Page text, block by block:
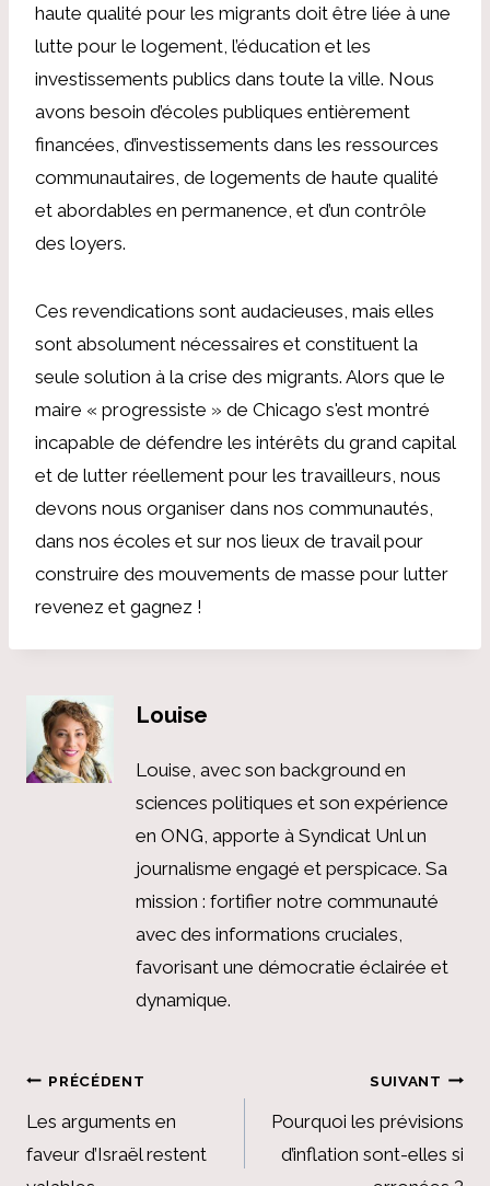
haute qualité pour les migrants doit être liée à une
lutte pour le logement, l’éducation et les
investissements publics dans toute la ville. Nous
avons besoin d’écoles publiques entièrement
financées, d’investissements dans les ressources
communautaires, de logements de haute qualité
et abordables en permanence, et d’un contrôle
des loyers.
Ces revendications sont audacieuses, mais elles
sont absolument nécessaires et constituent la
seule solution à la crise des migrants. Alors que le
maire « progressiste » de Chicago s'est montré
incapable de défendre les intérêts du grand capital
et de lutter réellement pour les travailleurs, nous
devons nous organiser dans nos communautés,
dans nos écoles et sur nos lieux de travail pour
construire des mouvements de masse pour lutter
revenez et gagnez !
Louise
Louise, avec son background en
sciences politiques et son expérience
en ONG, apporte à Syndicat Unl un
journalisme engagé et perspicace. Sa
mission : fortifier notre communauté
avec des informations cruciales,
favorisant une démocratie éclairée et
dynamique.
Navigation
de
PRÉCÉDENT
Les arguments en
faveur d’Israël restent
SUIVANT
Pourquoi les prévisions
d’inflation sont-elles si